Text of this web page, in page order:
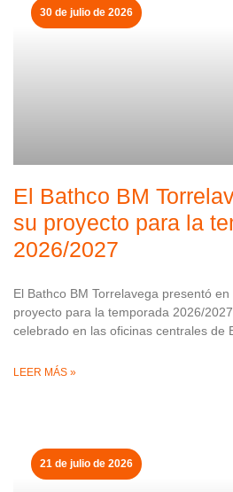
El Bathco BM
su proyecto para la
2026/2027
El Bathco BM Torrelavega presentó
proyecto para la temporada 2026/
celebrado en las oficinas centrales de
LEER MÁS »
30 de julio de 2026
21 de julio de 2026